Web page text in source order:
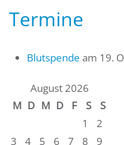
Termine
Blutspende am 19.
August 2026
M D M D F S
S
1
2
3
4 5 6 7 8
9